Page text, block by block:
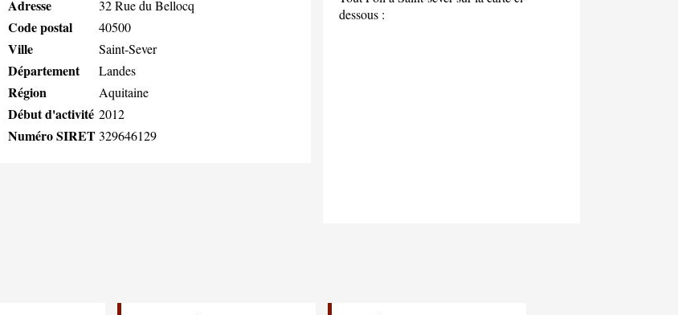
Adresse 32 Rue du Bellocq
Code postal 40500
Ville Saint-Sever
Département Landes
Région Aquitaine
Début d'activité 2012
Numéro SIRET329646129
dessous :